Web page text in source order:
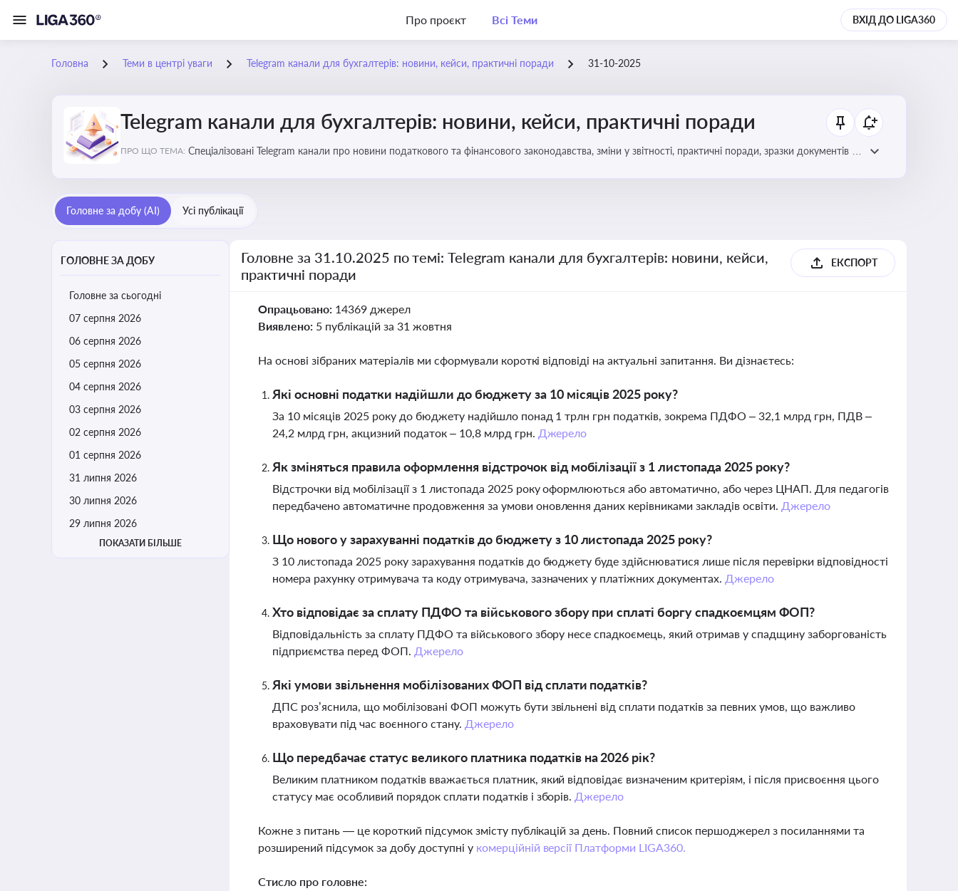
Про проєкт Всі Теми ВХІД ДО LIGA360
Головна Теми в центрі уваги Telegram канали для бухгалтерів: новини, кейси, практичні поради 31-10-2025
Telegram канали для бухгалтерів: новини, кейси, практичні поради
ПРО ЩО ТЕМА: Спеціалізовані Telegram канали про новини податкового та фінансового законодавства, зміни у звітності, практичні поради, зразки документів і
Головне за добу (AI) Усі публікації
ГОЛОВНЕ ЗА ДОБУ
Головне за сьогодні
07 серпня 2026
06 серпня 2026
05 серпня 2026
04 серпня 2026
03 серпня 2026
02 серпня 2026
01 серпня 2026
31 липня 2026
30 липня 2026
29 липня 2026
ПОКАЗАТИ БІЛЬШЕ
Головне за 31.10.2025 по темі: Telegram канали для бухгалтерів: новини, кейси,
практичні поради
ЕКСПОРТ
Опрацьовано: 14369 джерел
Виявлено: 5 публікацій за 31 жовтня
На основі зібраних матеріалів ми сформували короткі відповіді на актуальні запитання. Ви дізнаєтесь:
Які основні податки надійшли до бюджету за 10 місяців 2025 року?
За 10 місяців 2025 року до бюджету надійшло понад 1 трлн грн податків, зокрема ПДФО – 32,1 млрд грн, ПДВ –
24,2 млрд грн, акцизний податок – 10,8 млрд грн. Джерело
Як зміняться правила оформлення відстрочок від мобілізації з 1 листопада 2025 року?
Відстрочки від мобілізації з 1 листопада 2025 року оформлюються або автоматично, або через ЦНАП. Для педагогів
передбачено автоматичне продовження за умови оновлення даних керівниками закладів освіти. Джерело
Що нового у зарахуванні податків до бюджету з 10 листопада 2025 року?
З 10 листопада 2025 року зарахування податків до бюджету буде здійснюватися лише після перевірки відповідності
номера рахунку отримувача та коду отримувача, зазначених у платіжних документах. Джерело
Хто відповідає за сплату ПДФО та військового збору при сплаті боргу спадкоємцям ФОП?
Відповідальність за сплату ПДФО та військового збору несе спадкоємець, який отримав у спадщину заборгованість
підприємства перед ФОП. Джерело
Які умови звільнення мобілізованих ФОП від сплати податків?
ДПС роз’яснила, що мобілізовані ФОП можуть бути звільнені від сплати податків за певних умов, що важливо
враховувати під час воєнного стану. Джерело
Що передбачає статус великого платника податків на 2026 рік?
Великим платником податків вважається платник, який відповідає визначеним критеріям, і після присвоєння цього
статусу має особливий порядок сплати податків і зборів. Джерело
Кожне з питань — це короткий підсумок змісту публікацій за день. Повний список першоджерел з посиланнями та
розширений підсумок за добу доступні у комерційній версії Платформи LIGA360.
Стисло про головне: